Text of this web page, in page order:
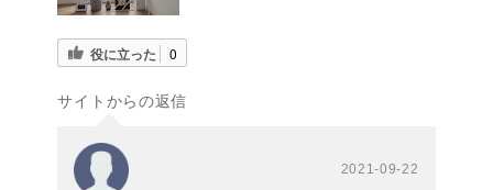
役に立った 0
サイトからの返信
2021-09-22